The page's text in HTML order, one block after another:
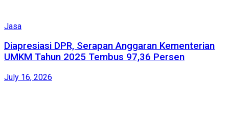
Jasa
Diapresiasi DPR, Serapan Anggaran Kementerian
UMKM Tahun 2025 Tembus 97,36 Persen
July 16, 2026